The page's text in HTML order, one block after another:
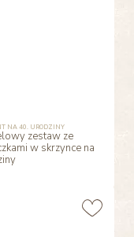
NA 40. URODZINY
zestaw ze
w skrzynce na